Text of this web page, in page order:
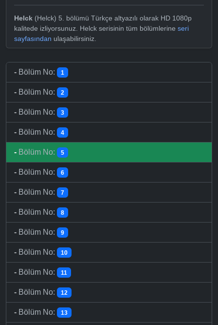
Helck (Helck) 5. bölümü Türkçe altyazılı olarak HD 1080p
kalitede izliyorsunuz. Helck serisinin tüm bölümlerine seri
sayfasından ulaşabilirsiniz.
- Bölüm No: 1
- Bölüm No: 2
- Bölüm No: 3
- Bölüm No: 4
- Bölüm No: 5
- Bölüm No: 6
- Bölüm No: 7
- Bölüm No: 8
- Bölüm No: 9
- Bölüm No: 10
- Bölüm No: 11
- Bölüm No: 12
- Bölüm No: 13